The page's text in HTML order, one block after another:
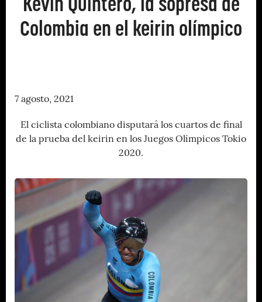
Colombia en el keirin olímpico
7 agosto, 2021
El ciclista colombiano disputará los cuartos de final
de la prueba del keirin en los Juegos Olímpicos Tokio
2020.